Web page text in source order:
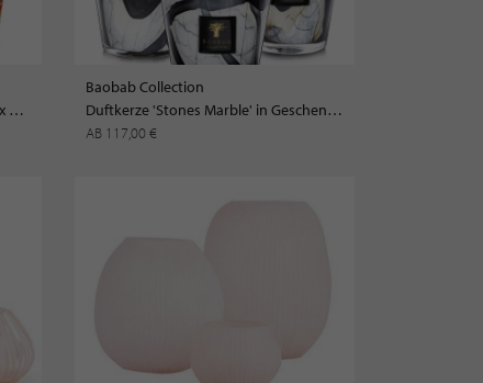
Duftkerze 'Monaco' in Geschenkbox LIMITED EDI>TION
Baobab Collection
Duftkerze 'Stones Marble' in Geschenkbox
AB 117,00 €